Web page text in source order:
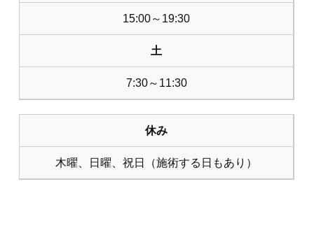
15:00～19:30
土
7:30～11:30
休み
木曜、日曜、祝日（施術する日もあり）